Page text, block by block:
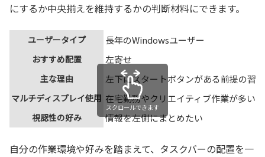
にするか中央揃えを維持するかの判断材料にできます。
ユーザータイプ 長年のWindowsユーザー
おすすめ配置 左寄せ
主な理由 左下にスタートボタンがある前提の習
マルチディスプレイ使用 在宅勤務やクリエイティブ作業が多い
視認性の好み 情報を左側にまとめたい
スクロールできます
自分の作業環境や好みを踏まえて、タスクバーの配置を一